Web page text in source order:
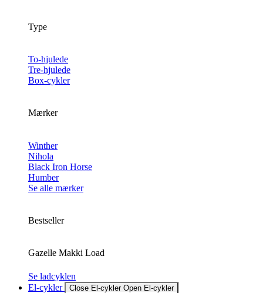
Type
To-hjulede
Tre-hjulede
Box-cykler
Mærker
Winther
Nihola
Black Iron Horse
Humber
Se alle mærker
Bestseller
Gazelle Makki Load
Se ladcyklen
El-cykler
Close El-cykler Open El-cykler